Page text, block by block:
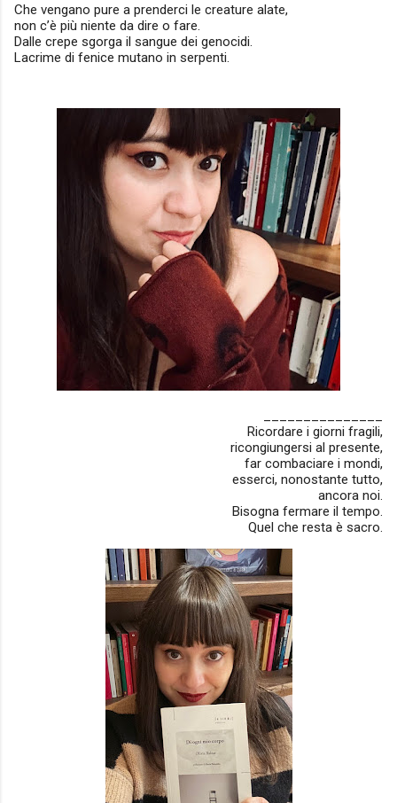
Che vengano pure a prenderci le creature alate,
non c’è più niente da dire o fare.
Dalle crepe sgorga il sangue dei genocidi.
Lacrime di fenice mutano in serpenti.
Ricordare i giorni fragili,
ricongiungersi al presente,
far combaciare i mondi,
esserci, nonostante tutto,
ancora noi.
Bisogna fermare il tempo.
Quel che resta è sacro.